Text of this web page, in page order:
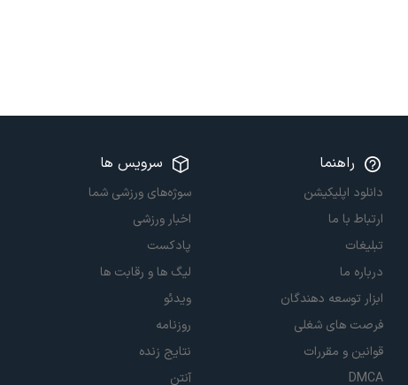
راهنما
دانلود اپلیکیشن
ارتباط با ما
تبلیغات
درباره ما
ابزار توسعه دهندگان
فرصت های شغلی
قوانین و مقررات
DMCA
سرویس ها
سوژه‌های ورزشی شما
اخبار ورزشی
پادکست
لیگ ها و رقابت ها
ویدئو
روزنامه
نتایج زنده
آنتن